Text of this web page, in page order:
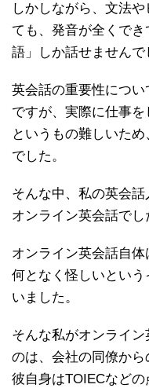
しかしながら、文法
ても、発音が全くで
語」しか話せませんで
英会話の重要性につ
ですが、実際に仕事
というもの難しいた
でした。
そんな中、私の英会話
オンライン英会話でし
オンライン英会話自体
何となく怪しいとい
いました。
そんな私がオンライ
のは、会社の同僚から
彼自身はTOIECなど